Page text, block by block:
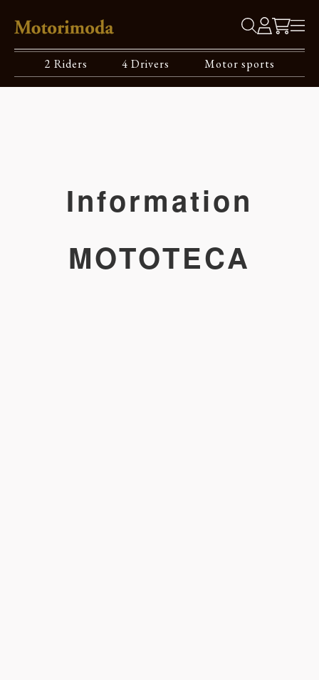
2 Riders 4 Drivers Motor sports
Information
MOTOTECA